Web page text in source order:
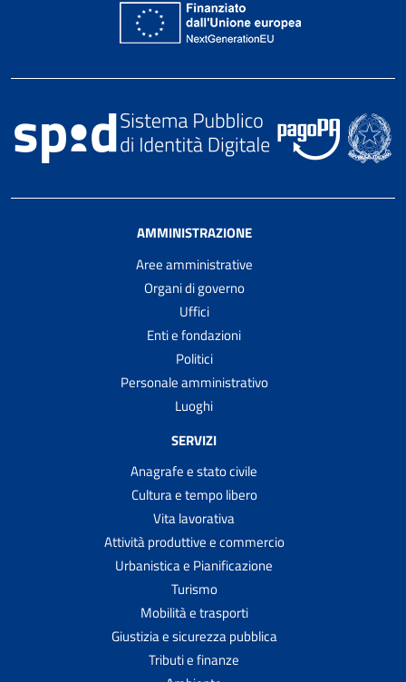
AMMINISTRAZIONE
Aree amministrative
Organi di governo
Uffici
Enti e fondazioni
Politici
Personale amministrativo
Luoghi
SERVIZI
Anagrafe e stato civile
Cultura e tempo libero
Vita lavorativa
Attività produttive e commercio
Urbanistica e Pianificazione
Turismo
Mobilità e trasporti
Giustizia e sicurezza pubblica
Tributi e finanze